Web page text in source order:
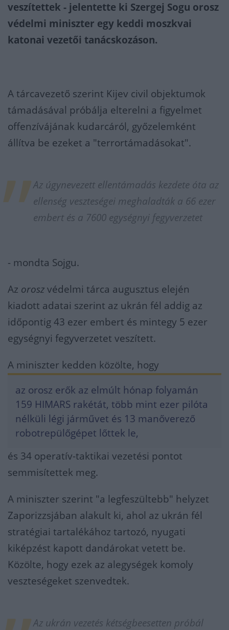
veszítettek - jelentette ki Szergej Sogu orosz
védelmi miniszter egy keddi moszkvai
katonai vezetői tanácskozáson.
A tárcavezető szerint Kijev civil objektumok
támadásával próbálja elterelni a figyelmet
offenzívájának kudarcáról, győzelemként
állítva be ezeket a "terrortámadásokat".
Az úgynevezett ellentámadás kezdete óta az
ellenség veszteségei meghaladták a 66 ezer
embert és a 7600 egységnyi fegyverzetet
- mondta Sojgu.
Az oroszvédelmi tárca augusztus elején
kiadott adatai szerint az ukrán fél addig az
időpontig 43 ezer embert és mintegy 5 ezer
egységnyi fegyverzetet veszített.
A miniszter kedden közölte, hogy
az orosz erők az elmúlt hónap folyamán
159 HIMARS rakétát, több mint ezer pilóta
nélküli légi járművet és 13 manőverező
robotrepülőgépet lőttek le,
és 34 operatív-taktikai vezetési pontot
semmisítettek meg.
A miniszter szerint "a legfeszültebb" helyzet
Zaporizzsjában alakult ki, ahol az ukrán fél
stratégiai tartalékához tartozó, nyugati
kiképzést kapott dandárokat vetett be.
Közölte, hogy ezek az alegységek komoly
veszteségeket szenvedtek.
Az ukrán vezetés kétségbeesetten próbál